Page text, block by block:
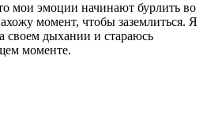
мои эмоции начинают бурлить во
момент, чтобы заземлиться. Я
своем дыхании и стараюсь
моменте.